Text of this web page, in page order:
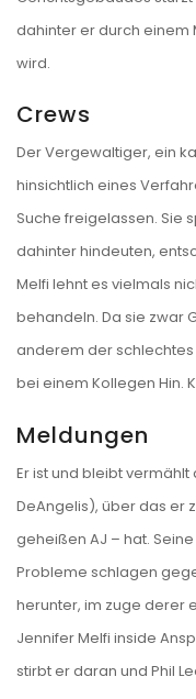
dahinter er durch einem
wird.
Crews
Der Vergewaltiger, ein
hinsichtlich eines
Suche freigelassen. Sie
dahinter hindeuten,
Melfi lehnt es vielmals
behandeln. Da sie zwar
anderem der schlechtes
bei einem Kollegen Hin.
Meldungen
Er ist und bleibt
DeAngelis), über das er
geheißen AJ – hat.
Probleme schlagen
herunter, im zuge derer
Jennifer Melfi inside
stirbt er daran und Phil